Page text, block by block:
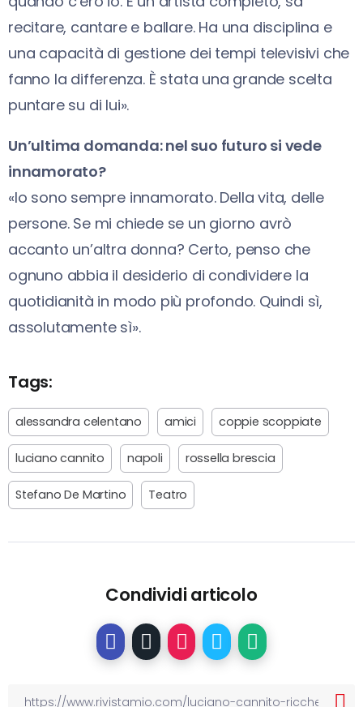
recitare, cantare e ballare. Ha una disciplina e
una capacità di gestione dei tempi televisivi che
fanno la differenza. È stata una grande scelta
puntare su di lui».
Un’ultima domanda: nel suo futuro si vede
innamorato?
«Io sono sempre innamorato. Della vita, delle
persone. Se mi chiede se un giorno avrò
accanto un’altra donna? Certo, penso che
ognuno abbia il desiderio di condividere la
quotidianità in modo più profondo. Quindi sì,
assolutamente sì».
Tags:
alessandra celentano amici coppie scoppiate
luciano cannito napoli rossella brescia
Stefano De Martino Teatro
Condividi articolo